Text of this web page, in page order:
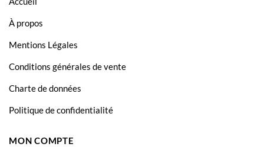
À propos
Mentions Légales
Conditions générales de vente
Charte de données
Politique de confidentialité
MON COMPTE